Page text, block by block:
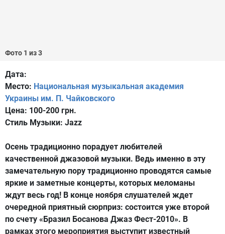
Фото 1 из 3
Дата:
Место: Национальная музыкальная академия
Украины им. П. Чайковского
Цена: 100-200 грн.
Стиль Музыки: Jazz
Осень традиционно порадует любителей
качественной джазовой музыки. Ведь именно в эту
замечательную пору традиционно проводятся самые
яркие и заметные концерты, которых меломаны
ждут весь год! В конце ноября слушателей ждет
очередной приятный сюрприз: состоится уже второй
по счету «Бразил Босанова Джаз Фест-2010». В
рамках этого мероприятия выступит известный